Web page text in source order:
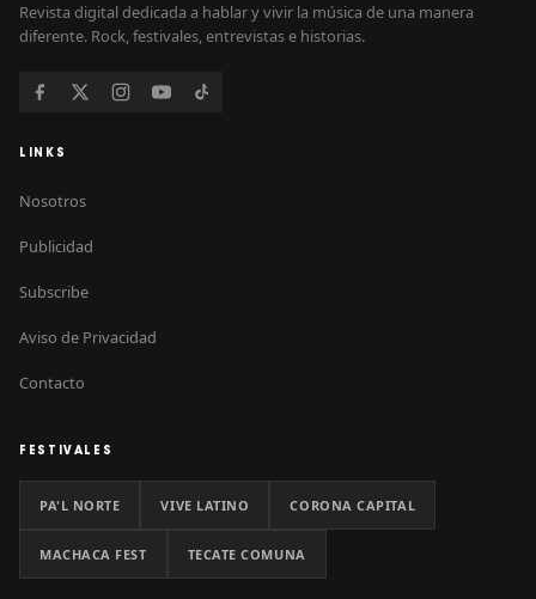
Revista digital dedicada a hablar y vivir la música de una manera
diferente. Rock, festivales, entrevistas e historias.
LINKS
Nosotros
Publicidad
Subscribe
Aviso de Privacidad
Contacto
FESTIVALES
PA'L NORTE VIVE LATINO CORONA CAPITAL
MACHACA FEST TECATE COMUNA